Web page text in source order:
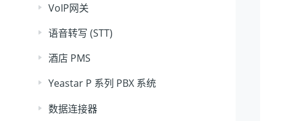
VoIP网关
语音转写 (STT)
酒店 PMS
Yeastar P 系列 PBX 系统
数据连接器